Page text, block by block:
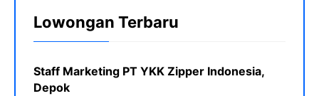
Lowongan Terbaru
Staff Marketing PT YKK Zipper Indonesia,
Depok